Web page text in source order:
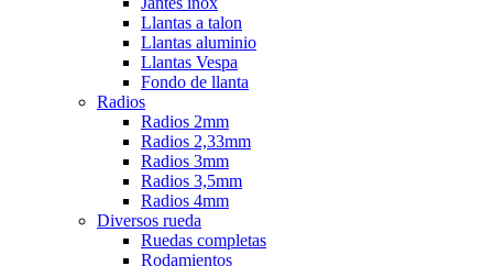
Llantas a talon
Llantas aluminio
Llantas Vespa
Fondo de llanta
Radios
Radios 2mm
Radios 2,33mm
Radios 3mm
Radios 3,5mm
Radios 4mm
Diversos rueda
Ruedas completas
Rodamientos